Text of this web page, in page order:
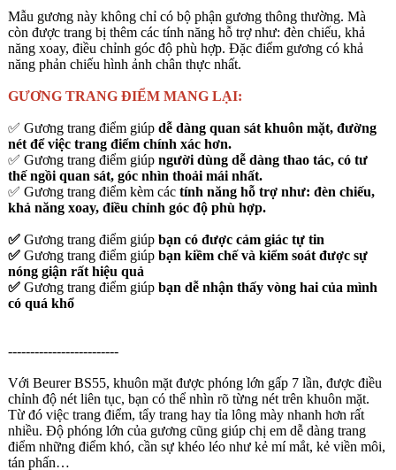
Gương trang điểm là dụng cụ hỗ trợ trang điểm cho chị em dễ dàng
quan sát khuôn mặt, đường nét để việc trang điểm chính xác hơn.
Gương thường được gắn liền với bàn trang điểm chuyên dụng, giúp
mái nhất.
Mẫu gương này không chỉ có bộ phận gương thông thường. Mà
còn được trang bị thêm các tính năng hỗ trợ như: đèn chiếu, khả
năng xoay, điều chỉnh góc độ phù hợp. Đặc điểm gương có khả
năng phản chiếu hình ảnh chân thực nhất.
GƯƠNG TRANG ĐIỂM MANG LẠI:
✅ Gương trang điểm giúp dễ dàng quan sát khuôn mặt, đường
nét để việc trang điểm chính xác hơn.
✅ Gương trang điểm giúp
thế ngồi quan sát, góc nhìn thoải mái nhất.
✅ Gương trang điểm kèm các
✅Gương trang điểm giúp
nóng giận rất hiệu quả
✅Gương trang điểm giúpbạn dễ nhận thấy vòng hai của mình
có quá khổ
-------------------------